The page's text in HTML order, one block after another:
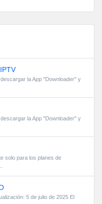
la App ''Downloader'' y
la App ''Downloader'' y
solo para los planes de
5 de julio de 2025 El